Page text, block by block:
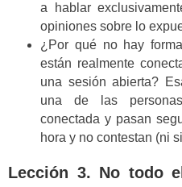
a hablar
opiniones sobre lo
¿Por qué no hay
están realmente
una sesión abierta?
una de las
conectada y pasan
hora y no contestan (ni
Lección 3. No todo